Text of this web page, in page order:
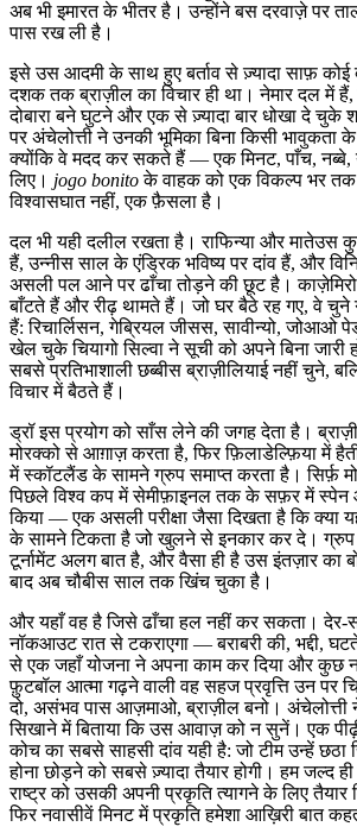
अब भी इमारत के भीतर है। उन्होंने बस दरवाज़े पर
पास रख ली है।
इसे उस आदमी के साथ हुए बर्ताव से ज़्यादा साफ़ कोई
दशक तक ब्राज़ील का विचार ही था। नेमार दल में
दोबारा बने घुटने और एक से ज़्यादा बार धोखा दे चुके
पर अंचेलोत्ती ने उनकी भूमिका बिना किसी भावुकता
क्योंकि वे मदद कर सकते हैं — एक मिनट, पाँच, नब्बे,
लिए। jogo bonitoके वाहक को एक विकल्प भर तक
विश्वासघात नहीं, एक फ़ैसला है।
दल भी यही दलील रखता है। राफिन्या और मातेउस
हैं, उन्नीस साल के एंड्रिक भविष्य पर दांव हैं, और
असली पल आने पर ढाँचा तोड़ने की छूट है। काज़ेमिरो
बाँटते हैं और रीढ़ थामते हैं। जो घर बैठे रह गए, वे चुने
हैं: रिचार्लिसन, गेब्रियल जीसस, सावीन्यो, जोआओ
खेल चुके चियागो सिल्वा ने सूची को अपने बिना जारी
सबसे प्रतिभाशाली छब्बीस ब्राज़ीलियाई नहीं चुने,
विचार में बैठते हैं।
ड्रॉ इस प्रयोग को साँस लेने की जगह देता है।
मोरक्को से आग़ाज़ करता है, फिर फ़िलाडेल्फ़िया में
में स्कॉटलैंड के सामने ग्रुप समाप्त करता है। सिर्फ़
पिछले विश्व कप में सेमीफ़ाइनल तक के सफ़र में स्पेन
किया — एक असली परीक्षा जैसा दिखता है कि क्या
के सामने टिकता है जो खुलने से इनकार कर दे। ग्रुप
टूर्नामेंट अलग बात है, और वैसा ही है उस इंतज़ार का
बाद अब चौबीस साल तक खिंच चुका है।
और यहाँ वह है जिसे ढाँचा हल नहीं कर सकता। देर-
नॉकआउट रात से टकराएगा — बराबरी की, भद्दी,
से एक जहाँ योजना ने अपना काम कर दिया और कुछ
फ़ुटबॉल आत्मा गढ़ने वाली वह सहज प्रवृत्ति उन पर
दो, असंभव पास आज़माओ, ब्राज़ील बनो। अंचेलोत्ती
सिखाने में बिताया कि उस आवाज़ को न सुनें। एक
कोच का सबसे साहसी दांव यही है: जो टीम उन्हें छठा
होना छोड़ने को सबसे ज़्यादा तैयार होगी। हम जल्द
राष्ट्र को उसकी अपनी प्रकृति त्यागने के लिए तैयार
फिर नवासीवें मिनट में प्रकृति हमेशा आख़िरी बात